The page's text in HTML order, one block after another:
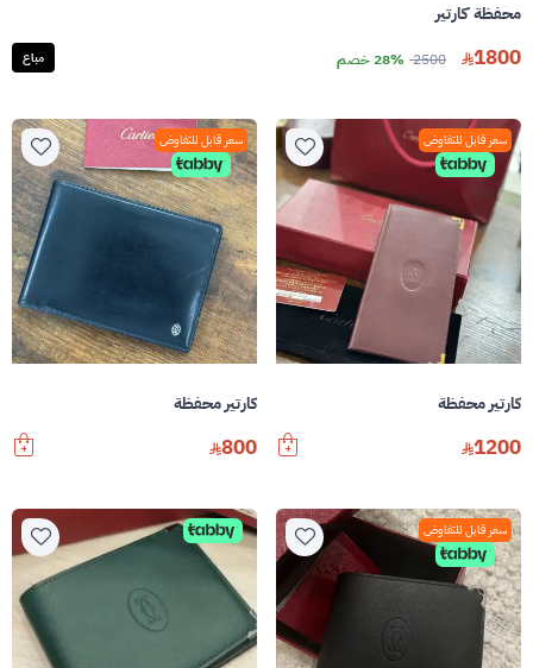
محفظة كارتير
1800
2500 28% خصم مباع
سعر قابل للتفاوض
كارتير محفظة
1200
سعر قابل للتفاوض
كارتير محفظة
800
سعر قابل للتفاوض